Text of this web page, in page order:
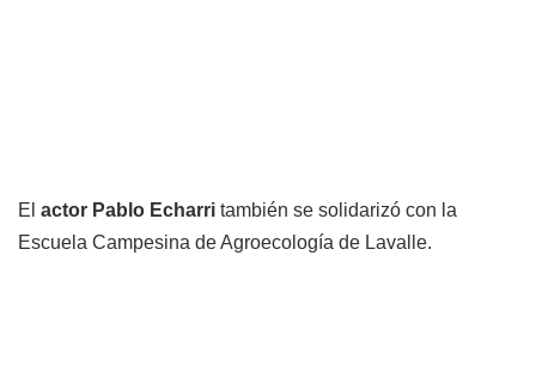
El actor Pablo Echarri también se solidarizó con la
Escuela Campesina de Agroecología de Lavalle.